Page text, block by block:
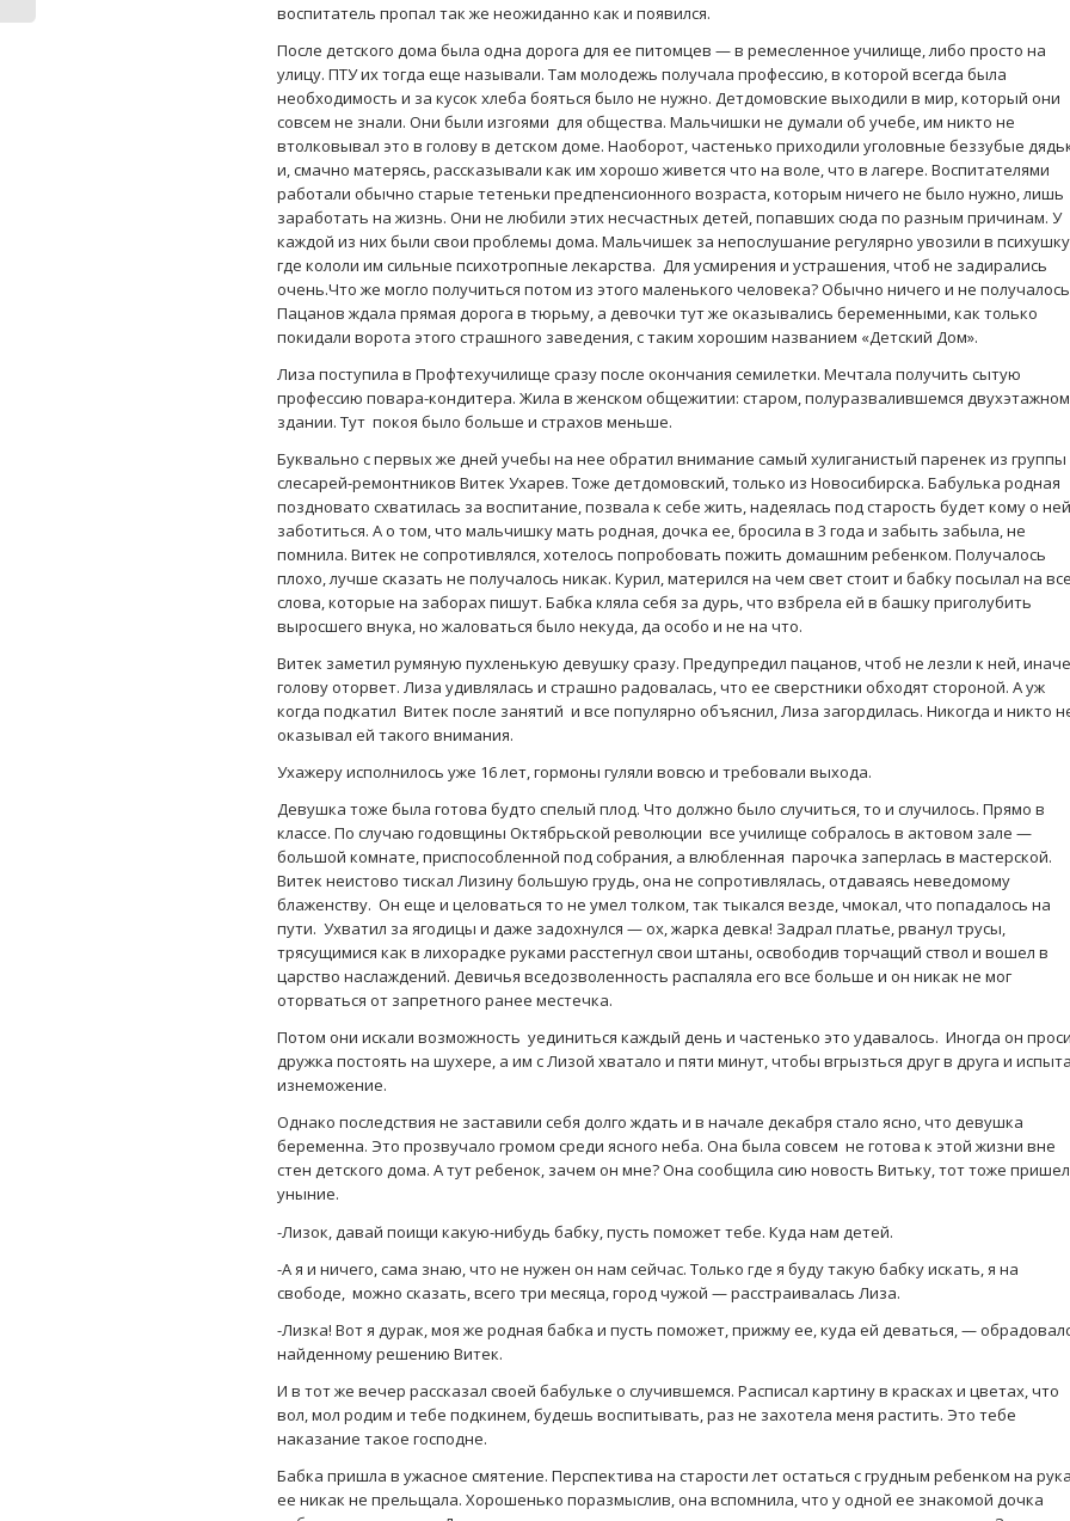
воспитатель пропал так же неожиданно как и появился.
После детского дома была одна дорога для ее питомцев — в ремесленное училище, либо просто на
улицу. ПТУ их тогда еще называли. Там молодежь получала профессию, в которой всегда была
необходимость и за кусок хлеба бояться было не нужно. Детдомовские выходили в мир, который они
совсем не знали. Они были изгоями для общества. Мальчишки не думали об учебе, им никто не
втолковывал это в голову в детском доме. Наоборот, частенько приходили уголовные беззубые
и, смачно матерясь, рассказывали как им хорошо живется что на воле, что в лагере. Воспитателями
работали обычно старые тетеньки предпенсионного возраста, которым ничего не было нужно, лишь
заработать на жизнь. Они не любили этих несчастных детей, попавших сюда по разным причинам. У
каждой из них были свои проблемы дома. Мальчишек за непослушание регулярно увозили в
где кололи им сильные психотропные лекарства. Для усмирения и устрашения, чтоб не задирались
очень.Что же могло получиться потом из этого маленького человека? Обычно ничего и не
Пацанов ждала прямая дорога в тюрьму, а девочки тут же оказывались беременными, как только
покидали ворота этого страшного заведения, с таким хорошим названием «Детский Дом».
Лиза поступила в Профтехучилище сразу после окончания семилетки. Мечтала получить сытую
профессию повара-кондитера. Жила в женском общежитии: старом, полуразвалившемся двухэтажном
здании. Тут покоя было больше и страхов меньше.
Буквально с первых же дней учебы на нее обратил внимание самый хулиганистый паренек из группы
слесарей-ремонтников Витек Ухарев. Тоже детдомовский, только из Новосибирска. Бабулька родная
поздновато схватилась за воспитание, позвала к себе жить, надеялась под старость будет кому о ней
заботиться. А о том, что мальчишку мать родная, дочка ее, бросила в 3 года и забыть забыла, не
помнила. Витек не сопротивлялся, хотелось попробовать пожить домашним ребенком. Получалось
плохо, лучше сказать не получалось никак. Курил, матерился на чем свет стоит и бабку посылал на все
слова, которые на заборах пишут. Бабка кляла себя за дурь, что взбрела ей в башку приголубить
выросшего внука, но жаловаться было некуда, да особо и не на что.
Витек заметил румяную пухленькую девушку сразу. Предупредил пацанов, чтоб не лезли к ней, иначе
голову оторвет. Лиза удивлялась и страшно радовалась, что ее сверстники обходят стороной. А уж
когда подкатил Витек после занятий и все популярно объяснил, Лиза загордилась. Никогда и никто
оказывал ей такого внимания.
Ухажеру исполнилось уже 16 лет, гормоны гуляли вовсю и требовали выхода.
Девушка тоже была готова будто спелый плод. Что должно было случиться, то и случилось. Прямо в
классе. По случаю годовщины Октябрьской революции все училище собралось в актовом зале —
большой комнате, приспособленной под собрания, а влюбленная парочка заперлась в мастерской.
Витек неистово тискал Лизину большую грудь, она не сопротивлялась, отдаваясь неведомому
блаженству. Он еще и целоваться то не умел толком, так тыкался везде, чмокал, что попадалось на
пути. Ухватил за ягодицы и даже задохнулся — ох, жарка девка! Задрал платье, рванул трусы,
трясущимися как в лихорадке руками расстегнул свои штаны, освободив торчащий ствол и вошел в
царство наслаждений. Девичья вседозволенность распаляла его все больше и он никак не мог
оторваться от запретного ранее местечка.
Потом они искали возможность уединиться каждый день и частенько это удавалось. Иногда он
дружка постоять на шухере, а им с Лизой хватало и пяти минут, чтобы вгрызться друг в друга и
изнеможение.
Однако последствия не заставили себя долго ждать и в начале декабря стало ясно, что девушка
беременна. Это прозвучало громом среди ясного неба. Она была совсем не готова к этой жизни вне
стен детского дома. А тут ребенок, зачем он мне? Она сообщила сию новость Витьку, тот тоже
уныние.
-Лизок, давай поищи какую-нибудь бабку, пусть поможет тебе. Куда нам детей.
-А я и ничего, сама знаю, что не нужен он нам сейчас. Только где я буду такую бабку искать, я на
свободе, можно сказать, всего три месяца, город чужой — расстраивалась Лиза.
-Лизка! Вот я дурак, моя же родная бабка и пусть поможет, прижму ее, куда ей деваться, —
найденному решению Витек.
И в тот же вечер рассказал своей бабульке о случившемся. Расписал картину в красках и цветах, что
вол, мол родим и тебе подкинем, будешь воспитывать, раз не захотела меня растить. Это тебе
наказание такое господне.
Бабка пришла в ужасное смятение. Перспектива на старости лет остаться с грудным ребенком на
ее никак не прельщала. Хорошенько поразмыслив, она вспомнила, что у одной ее знакомой дочка